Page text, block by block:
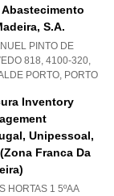
S.a.
PINTO DE
818, 4100-320,
PORTO, PORTO
Inventory
Unipessoal,
Franca Da
HORTAS 1 5ºAA